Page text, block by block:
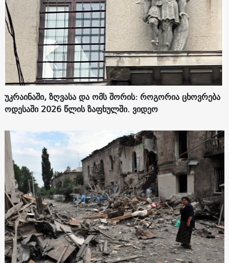
უკრაინაში, ზღვასა და ომს შორის: როგორია ცხოვრება
ოდესაში 2026 წლის ზაფხულში. ვიდეო